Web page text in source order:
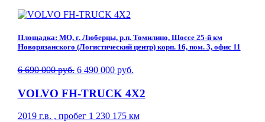
Площадка: МО, г. Люберцы, р.п. Томилино, Шоссе 25-й км
Новорязанского (Логистический центр) корп. 16, пом. 3, офис 11
6 690 000 руб. 6 490 000 руб.
VOLVO FH-TRUCK 4X2
2019 г.в. , пробег 1 230 175 км